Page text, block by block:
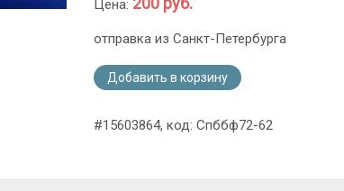
Цена:
отправка из Санкт-Петербурга
Добавить в корзину
#15603864, код: Спббф72-62